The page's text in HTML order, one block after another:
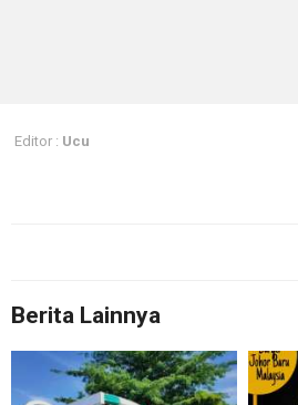
Editor : Ucu
Berita Lainnya